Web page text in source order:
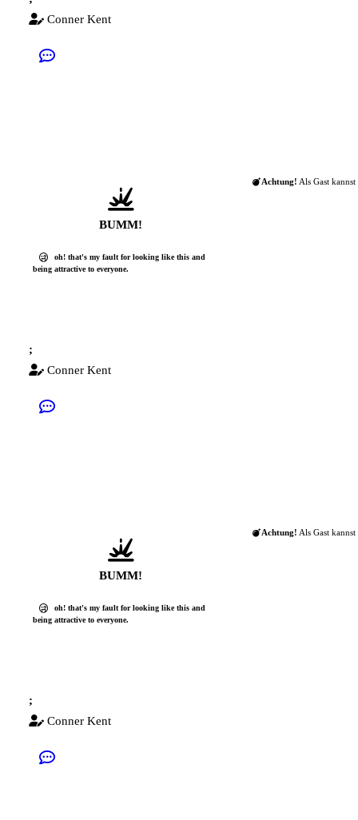
Conner Kent
BUMM!
oh! that's my fault for looking like this and
being attractive to everyone.
;
Conner Kent
Achtung! Als Gast
BUMM!
oh! that's my fault for looking like this and
being attractive to everyone.
;
Conner Kent
Achtung! Als Gast